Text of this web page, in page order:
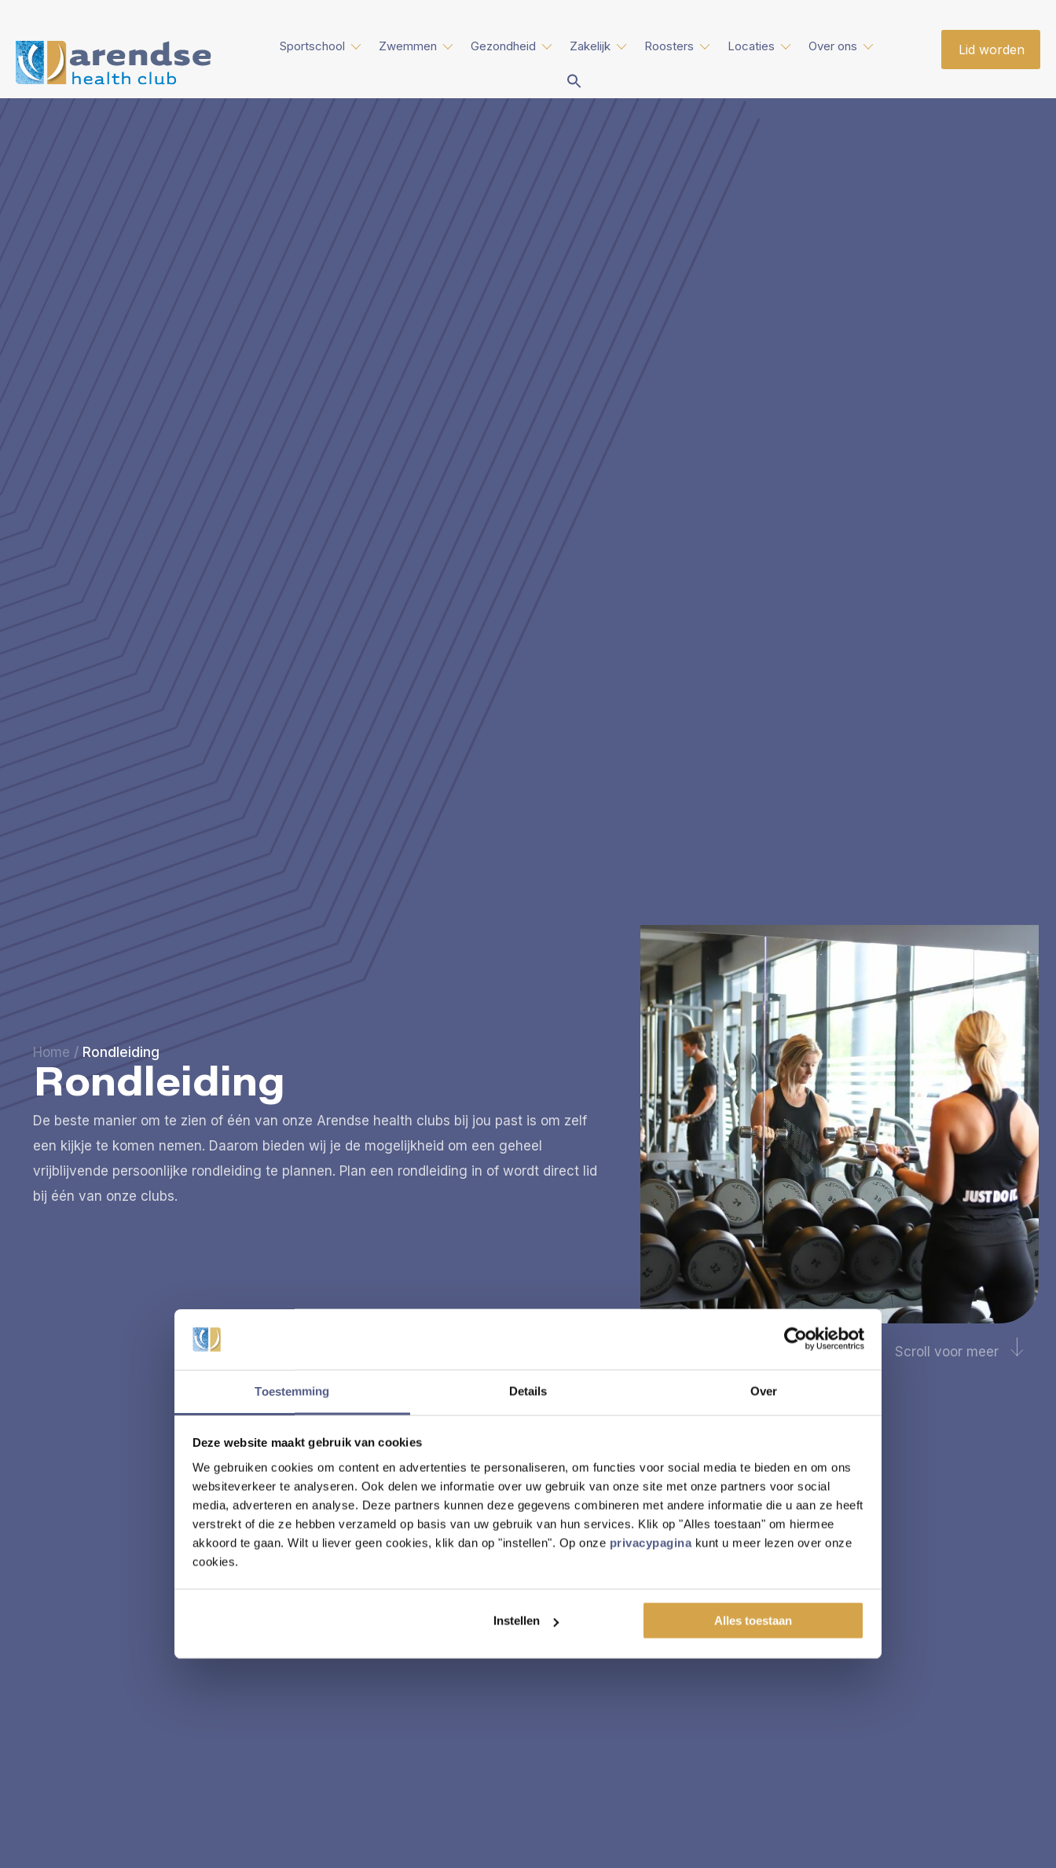
Toestemming Details Over
Deze website maakt gebruik van cookies
We gebruiken cookies om content en advertenties te personaliseren, om functies voor social media te bieden en om ons
websiteverkeer te analyseren. Ook delen we informatie over uw gebruik van onze site met onze partners voor social
media, adverteren en analyse. Deze partners kunnen deze gegevens combineren met andere informatie die u aan ze heeft
verstrekt of die ze hebben verzameld op basis van uw gebruik van hun services. Klik op "Alles toestaan" om hiermee
akkoord te gaan. Wilt u liever geen cookies, klik dan op "instellen". Op onze privacypaginakunt u meer lezen over onze
cookies.
Instellen Alles toestaan
Sportschool Zwemmen Gezondheid Zakelijk Roosters Locaties Over ons Lid worden
Home / Rondleiding
Rondleiding
De beste manier om te zien of één van onze Arendse health clubs bij jou past is om zelf
een kijkje te komen nemen. Daarom bieden wij je de mogelijkheid om een geheel
vrijblijvende persoonlijke rondleiding te plannen. Plan een rondleiding in of wordt direct lid
bij één van onze clubs.
Scroll voor meer